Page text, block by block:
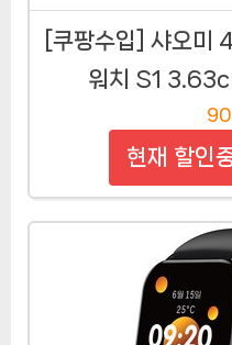
[쿠팡수입] 샤오미
워치 S1
현재 할인